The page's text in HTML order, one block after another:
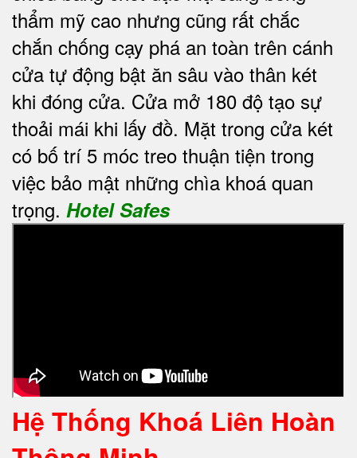
thẩm mỹ cao nhưng cũng rất chắc
chắn chống cạy phá an toàn trên cánh
cửa tự động bật ăn sâu vào thân két
khi đóng cửa. Cửa mở 180 độ tạo sự
thoải mái khi lấy đồ. Mặt trong cửa két
có bố trí 5 móc treo thuận tiện trong
việc bảo mật những chìa khoá quan
trọng. Hotel Safes
Hệ Thống Khoá Liên Hoàn